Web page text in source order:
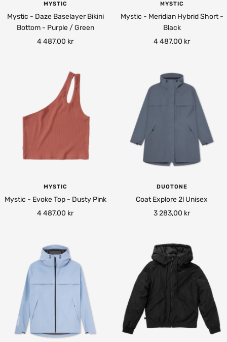
MYSTIC
Mystic - Daze Baselayer Bikini
Bottom - Purple / Green
Rea-
4 487,00 kr
MYSTIC
Mystic - Meridian Hybrid Short -
Black
Rea-
4 487,00 kr
MYSTIC
Mystic - Evoke Top - Dusty Pink
Rea-
4 487,00 kr
DUOTONE
Coat Explore 2l Unisex
Rea-
3 283,00 kr